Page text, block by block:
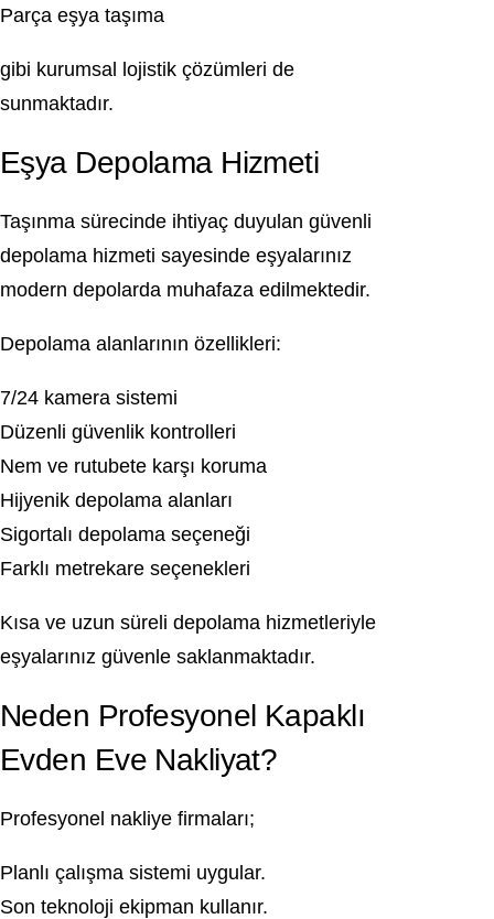
Parça eşya taşıma
gibi kurumsal lojistik çözümleri de
sunmaktadır.
Eşya Depolama Hizmeti
Taşınma sürecinde ihtiyaç duyulan güvenli
depolama hizmeti sayesinde eşyalarınız
modern depolarda muhafaza edilmektedir.
Depolama alanlarının özellikleri:
7/24 kamera sistemi
Düzenli güvenlik kontrolleri
Nem ve rutubete karşı koruma
Hijyenik depolama alanları
Sigortalı depolama seçeneği
Farklı metrekare seçenekleri
Kısa ve uzun süreli depolama hizmetleriyle
eşyalarınız güvenle saklanmaktadır.
Neden Profesyonel Kapaklı
Evden Eve Nakliyat?
Profesyonel nakliye firmaları;
Planlı çalışma sistemi uygular.
Son teknoloji ekipman kullanır.